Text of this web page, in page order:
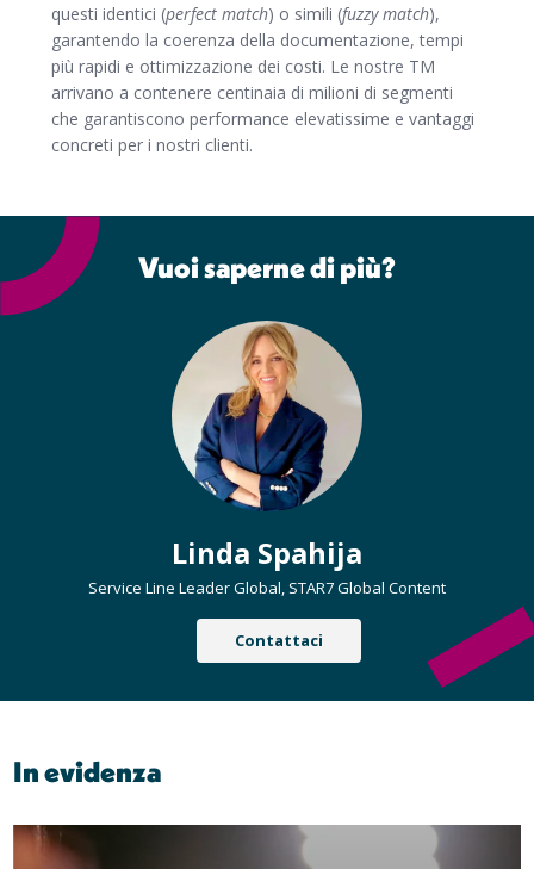
questi identici (perfect match) o simili (fuzzy match),
garantendo la coerenza della documentazione, tempi
più rapidi e ottimizzazione dei costi. Le nostre TM
arrivano a contenere centinaia di milioni di segmenti
che garantiscono performance elevatissime e vantaggi
concreti per i nostri clienti.
Vuoi saperne di più?
Linda Spahija
Service Line Leader Global, STAR7 Global Content
Contattaci
In evidenza